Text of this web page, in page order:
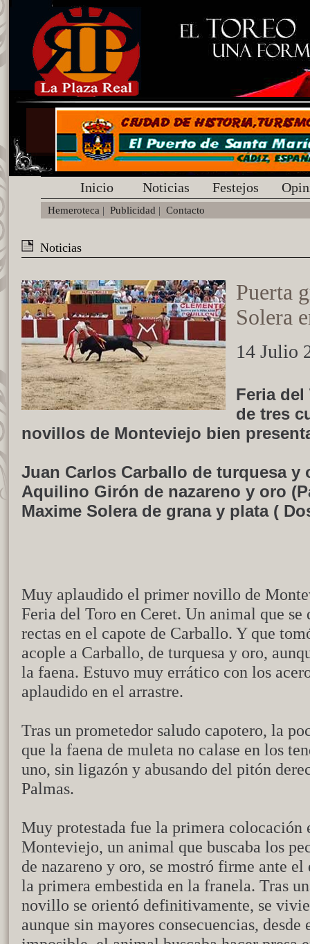
Inicio Noticias Festejos
Hemeroteca | Publicidad | Contacto
Noticias
Puerta
Solera
14 Julio
Feria del
de tres
novillos de Monteviejo bien
Juan Carlos Carballo de turquesa y
Aquilino Girón de nazareno y oro
Maxime Solera de grana y plata (
Muy aplaudido el primer novillo de
Feria del Toro en Ceret. Un animal que se
rectas en el capote de Carballo. Y que
acople a Carballo, de turquesa y oro,
la faena. Estuvo muy errático con los
aplaudido en el arrastre.
Tras un prometedor saludo capotero, la
que la faena de muleta no calase en los
uno, sin ligazón y abusando del pitón
Palmas.
Muy protestada fue la primera colocación
Monteviejo, un animal que buscaba los
de nazareno y oro, se mostró firme ante
la primera embestida en la franela. Tras
novillo se orientó definitivamente, se
aunque sin mayores consecuencias,